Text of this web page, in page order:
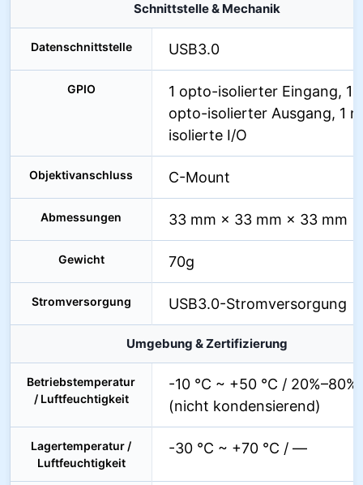
Schnittstelle & Mechanik
Datenschnittstelle USB3.0
GPIO
1 opto-isolierter Eingang, 1
opto-isolierter Ausgang, 1
isolierte I/O
Objektivanschluss C-Mount
Abmessungen 33 mm × 33 mm × 33 mm
Gewicht 70g
Stromversorgung USB3.0-Stromversorgung
Umgebung & Zertifizierung
Betriebstemperatur
/ Luftfeuchtigkeit
-10 °C ~ +50 °C / 20%–80%
(nicht kondensierend)
Lagertemperatur /
Luftfeuchtigkeit
-30 °C ~ +70 °C / —